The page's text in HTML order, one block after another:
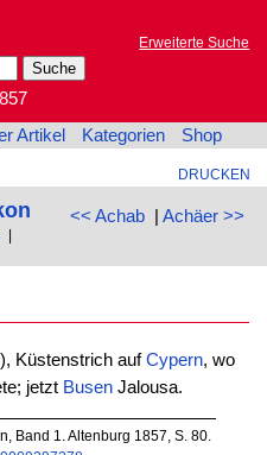
Erweiterte Suche
Artikel Kategorien Shop
DRUCKEN
<< Achab| Achäer >>
Küstenstrich aufCypern, wo
jetzt BusenJalousa.
Band 1. Altenburg 1857, S. 80.